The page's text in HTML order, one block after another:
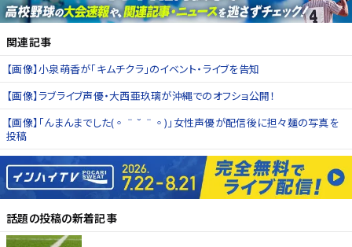
関連記事
【画像】小泉萌香が「キムチクラ」のイベント・ライブを告知
【画像】ラブライブ声優・大西亜玖璃が沖縄でのオフショ公開！
【画像】「んまんまでした(◦ˉ ˘ ˉ◦)」女性声優が配信後に担々麺の写真を
投稿
話題の投稿の新着記事